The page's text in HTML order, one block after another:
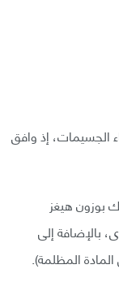
الجسيمات، إذ وافق
بوزون هيغز
بالإضافة إلى
المظلمة).